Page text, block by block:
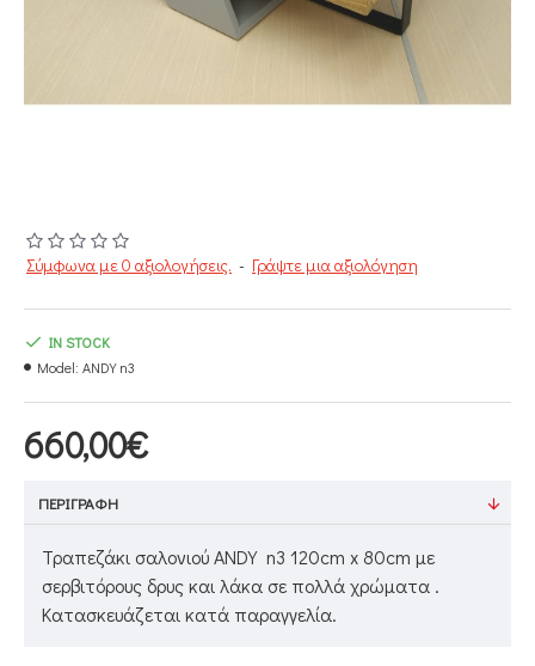
Σύμφωνα με 0 αξιολογήσεις. - Γράψτε μια αξιολόγηση
660,00€
IN STOCK
Model: ANDY n3
ΠΕΡΙΓΡΑΦΉ
Τραπεζάκι σαλονιού ANDY n3 120cm x 80cm με
σερβιτόρους δρυς και λάκα σε πολλά χρώματα .
Κατασκευάζεται κατά παραγγελία.